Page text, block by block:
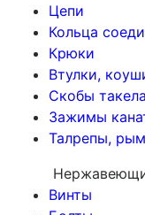
Цепи
Кольца
Крюки
Втулки,
Скобы
Зажимы
Талрепы,
Винты